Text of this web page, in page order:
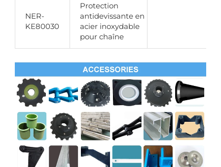
NER-
KE80030
Protection
antidevissante en
acier inoxydable
pour chaîne